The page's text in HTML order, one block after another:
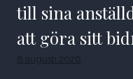
till sina
att göra sitt
8 augusti 2026